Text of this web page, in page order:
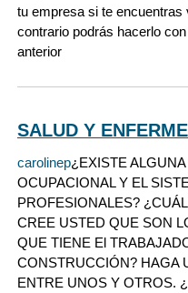
tu empresa si te encuentras
contrario podrás hacerlo
anterior
SALUD Y
carolinep¿EXISTE
OCUPACIONAL Y EL
PROFESIONALES?
CREE USTED QUE SON
QUE TIENE El
CONSTRUCCIÓN? HAGA
ENTRE UNOS Y OTROS.